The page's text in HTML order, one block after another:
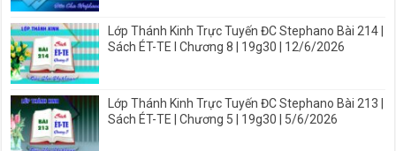
Lớp Thánh Kinh Trực Tuyến ĐC Stephano Bài 214 |
Sách ÉT-TE I Chương 8 | 19g30 | 12/6/2026
Lớp Thánh Kinh Trực Tuyến ĐC Stephano Bài 213 |
Sách ÉT-TE | Chương 5 | 19g30 | 5/6/2026